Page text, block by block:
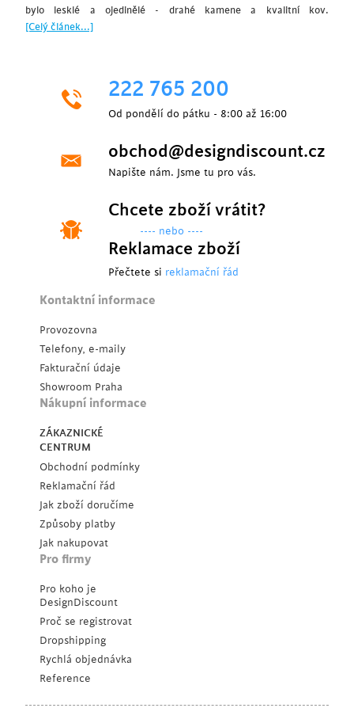
bylo lesklé a ojedinělé - drahé kamene a kvalitní kov.
[Celý článek...]
222 765 200
Od pondělí do pátku - 8:00 až 16:00
obchod@designdiscount.cz
Napište nám. Jsme tu pro vás.
Chcete zboží vrátit?
---- nebo ----
Reklamace zboží
Přečtete si reklamační řád
Kontaktní informace
Provozovna
Telefony, e-maily
Fakturační údaje
Showroom Praha
Nákupní informace
ZÁKAZNICKÉ
CENTRUM
Obchodní podmínky
Reklamační řád
Jak zboží doručíme
Způsoby platby
Jak nakupovat
Pro firmy
Pro koho je
DesignDiscount
Proč se registrovat
Dropshipping
Rychlá objednávka
Reference